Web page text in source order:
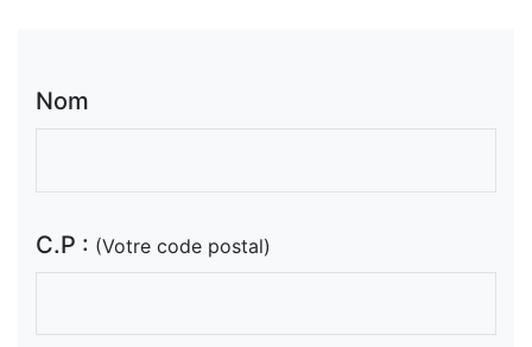
Nom
C.P : (Votre code postal)